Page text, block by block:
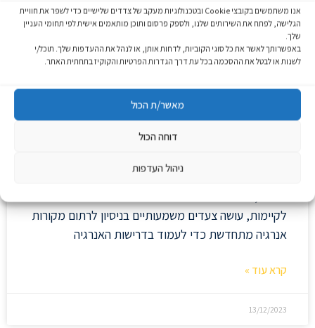
אנו משתמשים בקובצי Cookie ובטכנולוגיות מעקב של צדדים שלישיים כדי לשפר את חוויית
הגלישה, לפתח את השירותים שלנו, ולספק פרסום ותוכן מותאמים אישית לפי תחומי העניין
שלך.
באפשרותך לאשר את כל סוגי הקוביות, לדחות אותן, או לנהל את ההעדפות שלך. תוכל/י
לשנות או לבטל את ההסכמה בכל עת דרך הגדרות הפרטיות והקוקיז בתחתית האתר.
מאשר/ת הכול
דוחה הכול
ניהול העדפות
קרא עוד »
יתרונותיה וחשיבותה של אנרגיה
מתחדשת בישראל
לקיימות, עושה צעדים משמעותיים בניסיון לרתום מקורות
אנרגיה מתחדשת כדי לעמוד בדרישות האנרגיה
קרא עוד »
13/12/2023